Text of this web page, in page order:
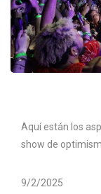
Aquí están los
show de
9/2/2025